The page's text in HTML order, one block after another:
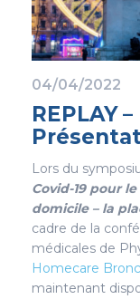
04/04/2022
REPLAY
Lors du
Covid-19 pour
domicile – la
cadre de la
médicales de
Homecare
maintenant